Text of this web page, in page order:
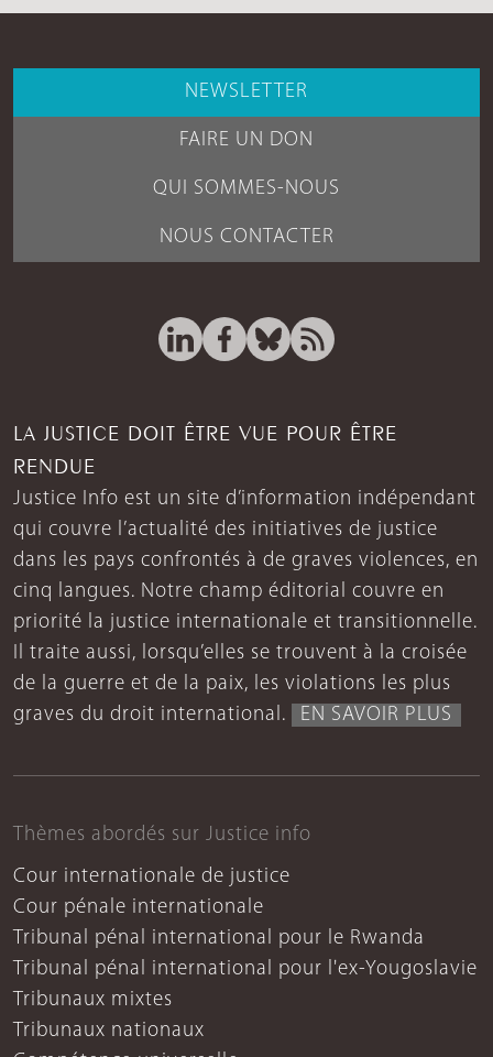
NEWSLETTER
FAIRE UN DON
QUI SOMMES-NOUS
NOUS CONTACTER
LA JUSTICE DOIT ÊTRE VUE POUR ÊTRE
RENDUE
Justice Info est un site d’information indépendant
qui couvre l’actualité des initiatives de justice
dans les pays confrontés à de graves violences, en
cinq langues. Notre champ éditorial couvre en
priorité la justice internationale et transitionnelle.
Il traite aussi, lorsqu’elles se trouvent à la croisée
de la guerre et de la paix, les violations les plus
graves du droit international.
EN SAVOIR PLUS
Thèmes abordés sur Justice info
Cour internationale de justice
Cour pénale internationale
Tribunal pénal international pour le Rwanda
Tribunal pénal international pour l'ex-Yougoslavie
Tribunaux mixtes
Tribunaux nationaux